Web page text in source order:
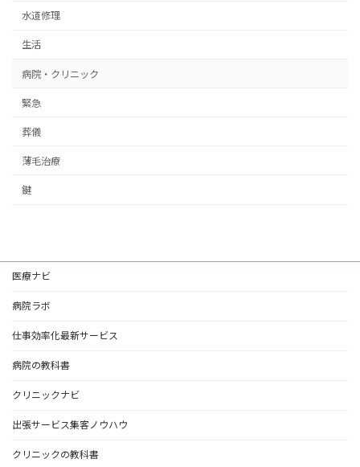
水道修理
生活
病院・クリニック
緊急
葬儀
薄毛治療
鍵
医療ナビ
病院ラボ
仕事効率化最新サービス
病院の教科書
クリニックナビ
出張サービス集客ノウハウ
クリニックの教科書